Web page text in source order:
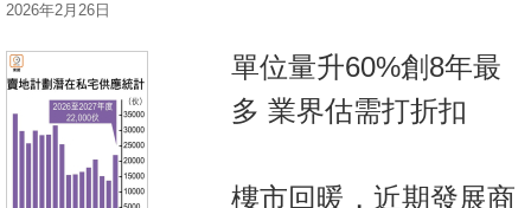
谷
按
2026年2月26日
單位量升60%創8年最
多 業界估需打折扣
樓市回暖，近期發展商